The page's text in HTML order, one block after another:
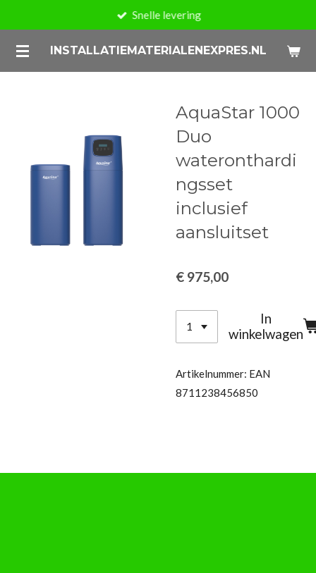
naar
de
INSTALLATIEMATERIALENEXPRES.NL
Snelle levering
AquaStar 1000
Duo
wateronthardi
ngsset
inclusief
aansluitset
€ 975,00
In
winkelwagen
Artikelnummer: EAN
8711238456850